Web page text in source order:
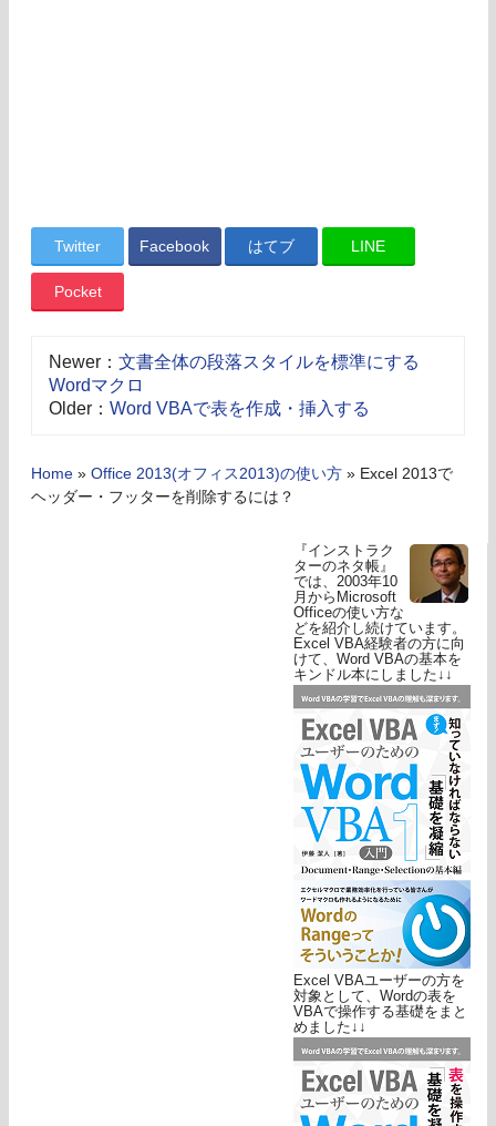
Twitter Facebook はてブ LINE
Pocket
Newer： 文書全体の段落スタイルを標準にする
Wordマクロ
Older： Word VBAで表を作成・挿入する
Home » Office 2013(オフィス2013)の使い方 » Excel 2013で
ヘッダー・フッターを削除するには？
『インストラク
ターのネタ帳』
では、2003年10
月からMicrosoft
Officeの使い方な
どを紹介し続けています。
Excel VBA経験者の方に向
けて、Word VBAの基本を
キンドル本にしました↓↓
Excel VBAユーザーの方を
対象として、Wordの表を
VBAで操作する基礎をまと
めました↓↓